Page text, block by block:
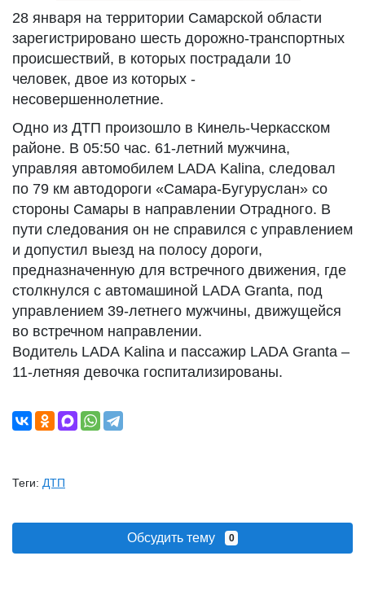
28 января на территории Самарской области
зарегистрировано шесть дорожно-транспортных
происшествий, в которых пострадали 10
человек, двое из которых -
несовершеннолетние.
Одно из ДТП произошло в Кинель-Черкасском
районе. В 05:50 час. 61-летний мужчина,
управляя автомобилем LADA Kalina, следовал
по 79 км автодороги «Самара-Бугуруслан» со
стороны Самары в направлении Отрадного. В
пути следования он не справился с управлением
и допустил выезд на полосу дороги,
предназначенную для встречного движения, где
столкнулся с автомашиной LADA Granta, под
управлением 39-летнего мужчины, движущейся
во встречном направлении.
Водитель LADA Kalina и пассажир LADA Granta –
11-летняя девочка госпитализированы.
Теги: ДТП
Обсудить тему 0